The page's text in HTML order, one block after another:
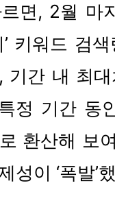
르면, 2월
’ 키워드 검
간 내 최
정 기간 동
환산해 보
성이 ‘폭발